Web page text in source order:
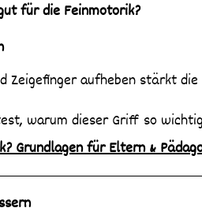
für die Feinmotorik?
Zeigefinger aufheben stärkt
warum dieser Griff so
Grundlagen für Eltern &